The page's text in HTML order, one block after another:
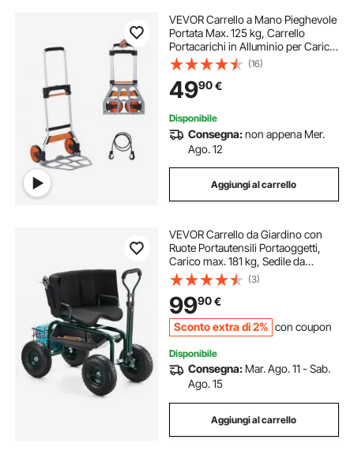
VEVOR Carrello a Mano Pieghevole
Portata Max. 125 kg, Carrello
Portacarichi in Alluminio per Carichi
Pesanti, Carrello Porta Carichi con
Maniglia Telescopica per Trasporto
Merci Oggetti da Magazzino
(16)
4990€
Disponibile
Consegna:non appena Mer.
Ago. 12
Aggiungi al carrello
VEVOR Carrello da Giardino con
Ruote Portautensili Portaoggetti,
Carico max. 181 kg, Sedile da
Lavoro Girevole 360° Carrello per
Giardinaggio Maniglia Estensibile,
Tosaerba
(3)
9990€
Sconto extra di 2% con coupon
Disponibile
Consegna: Mar. Ago. 11 - Sab.
Ago. 15
Aggiungi al carrello